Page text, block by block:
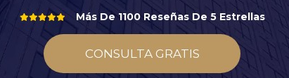
Más De 1100 Reseñas De 5 Estrellas
CONSULTA GRATIS